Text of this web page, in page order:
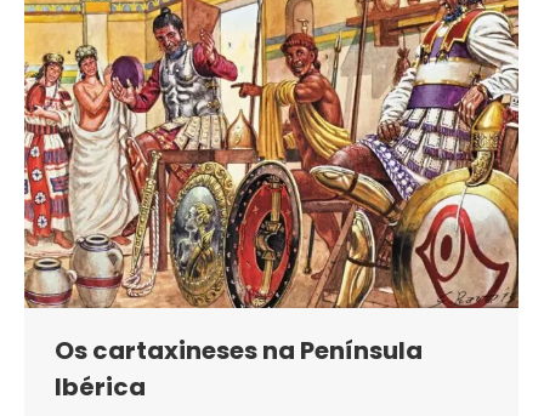
Os cartaxineses na Península
Ibérica